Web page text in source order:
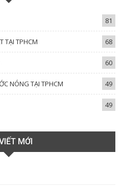
81
TẠI TPHCM 68
60
NÓNG TẠI TPHCM 49
49
MỚI